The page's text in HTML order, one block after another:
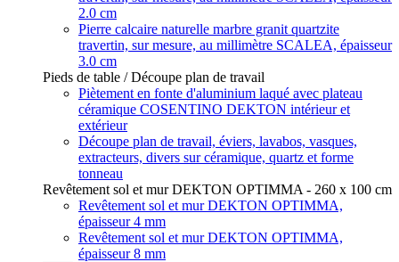
2.0 cm
Pierre calcaire naturelle marbre granit quartzite
travertin, sur mesure, au millimètre SCALEA, épaisseur
3.0 cm
Pieds de table / Découpe plan de travail
Piètement en fonte d'aluminium laqué avec plateau
céramique COSENTINO DEKTON intérieur et
extérieur
Découpe plan de travail, éviers, lavabos, vasques,
extracteurs, divers sur céramique, quartz et forme
tonneau
Revêtement sol et mur DEKTON OPTIMMA - 260 x 100 cm
Revêtement sol et mur DEKTON OPTIMMA,
épaisseur 4 mm
Revêtement sol et mur DEKTON OPTIMMA,
épaisseur 8 mm